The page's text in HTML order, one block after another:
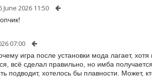
June 2026 11:50
07:00
игра после установки мода лагает,
всё сделал правильно, но имба
подводит, хотелось бы плавности. Может,